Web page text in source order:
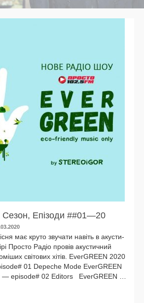
Сезон, Eпізоди ##01—20
має кру­то зву­ча­ти навіть в аку­сти­
Просто Радіо про­вів аку­стич­ний
світо­вих хітів. EverGREEN 2020
01 Depeche Mode EverGREEN
— episode# 02 Editors EverGREEN …